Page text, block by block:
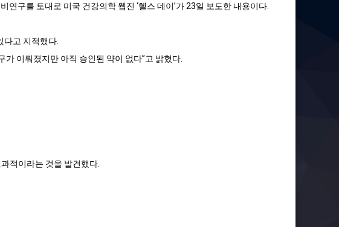
구를 토대로 미국 건강의학 웹진 ‘헬스 데이’가 23일 보도한 내용이다.
고 지적했다.
이뤄졌지만 아직 승인된 약이 없다”고 밝혔다.
적이라는 것을 발견했다.